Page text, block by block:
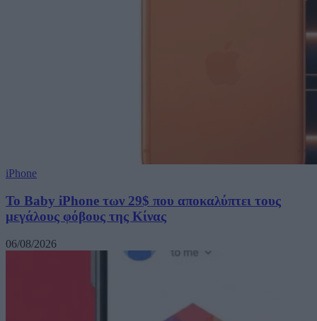
iPhone
Το Baby iPhone των 29$ που αποκαλύπτει τους
μεγάλους φόβους της Κίνας
06/08/2026